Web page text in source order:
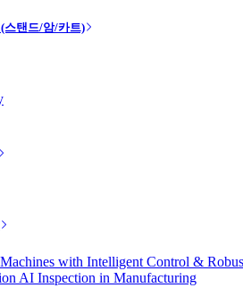
스탠드/암/카트)
with Intelligent Control &
AI Inspection in Manufacturing